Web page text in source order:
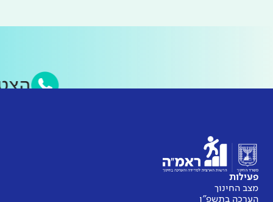
פעילות
מצב החינוך
הערכה בתשפ"ו